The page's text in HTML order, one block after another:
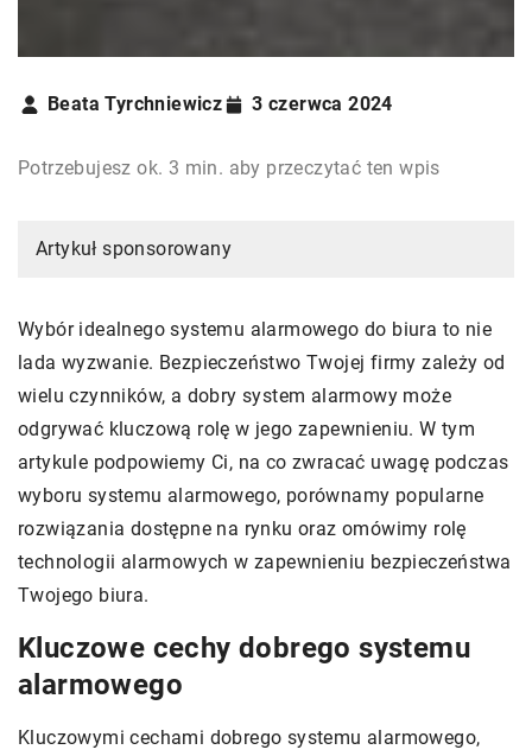
Beata Tyrchniewicz 3 czerwca 2024
Potrzebujesz ok. 3 min. aby przeczytać ten wpis
Artykuł sponsorowany
Wybór idealnego systemu alarmowego do biura to nie
lada wyzwanie. Bezpieczeństwo Twojej firmy zależy od
wielu czynników, a dobry system alarmowy może
odgrywać kluczową rolę w jego zapewnieniu. W tym
artykule podpowiemy Ci, na co zwracać uwagę podczas
wyboru systemu alarmowego, porównamy popularne
rozwiązania dostępne na rynku oraz omówimy rolę
technologii alarmowych w zapewnieniu bezpieczeństwa
Twojego biura.
Kluczowe cechy dobrego systemu
alarmowego
Kluczowymi cechami dobrego systemu alarmowego,